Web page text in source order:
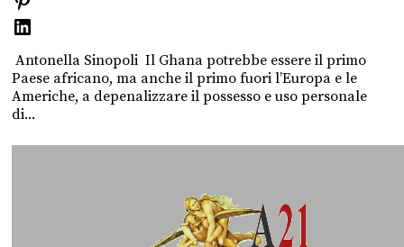
Antonella Sinopoli Il Ghana potrebbe essere il primo
Paese africano, ma anche il primo fuori l’Europa e le
Americhe, a depenalizzare il possesso e uso personale
di...